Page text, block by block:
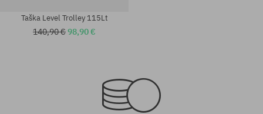
Taška Level Trolley 115Lt
140,90 €98,90 €